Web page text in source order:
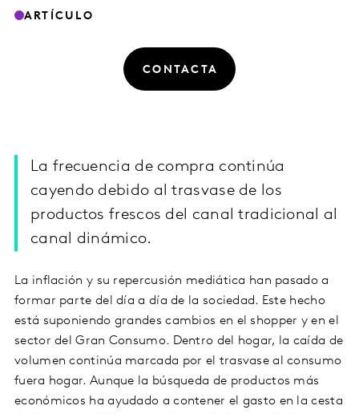
ARTÍCULO
CONTACTA
La frecuencia de compra continúa
cayendo debido al trasvase de los
productos frescos del canal tradicional al
canal dinámico.
La inflación y su repercusión mediática han pasado a
formar parte del día a día de la sociedad. Este hecho
está suponiendo grandes cambios en el shopper y en el
sector del Gran Consumo. Dentro del hogar, la caída de
volumen continúa marcada por el trasvase al consumo
fuera hogar. Aunque la búsqueda de productos más
económicos ha ayudado a contener el gasto en la cesta